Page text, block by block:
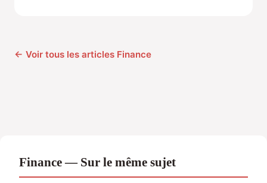
← Voir tous les articles Finance
Finance — Sur le même sujet